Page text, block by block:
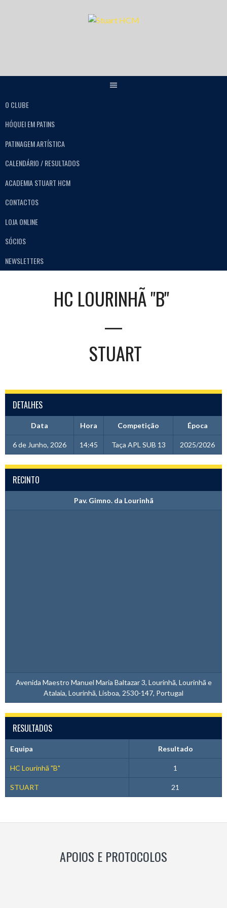
O CLUBE
HÓQUEI EM PATINS
PATINAGEM ARTÍSTICA
CALENDÁRIO / RESULTADOS
ACADEMIA STUART HCM
CONTACTOS
LOJA ONLINE
SÓCIOS
NEWSLETTERS
HC LOURINHÃ "B"
—
STUART
DETALHES
Data Hora Competição Época
6 de Junho, 2026 14:45 Taça APL SUB 13 2025/2026
RECINTO
Pav. Gimno. da Lourinhã
Avenida Maestro Manuel Maria Baltazar 3, Lourinhã, Lourinhã e
Atalaia, Lourinhã, Lisboa, 2530-147, Portugal
RESULTADOS
Equipa Resultado
HC Lourinhã "B" 1
STUART 21
APOIOS E PROTOCOLOS